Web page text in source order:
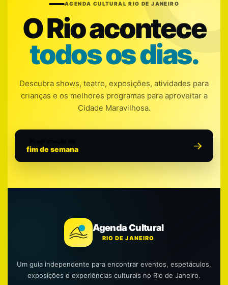
AGENDA CULTURAL RIO DE JANEIRO
O Rio acontece
todos os dias.
Descubra shows, teatro, exposições, atividades para
crianças e os melhores programas para aproveitar a
Cidade Maravilhosa.
fim de semana
Agenda Cultural
RIO DE JANEIRO
Um guia independente para encontrar eventos, espetáculos,
exposições e experiências culturais no Rio de Janeiro.